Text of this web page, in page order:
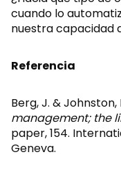
cuando lo
nuestra capacidad
Referencia
Berg, J. & Johnston,
management; the
paper, 154.
Geneva.